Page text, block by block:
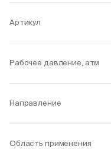
Артикул
Рабочее давление, атм
Направление
Область применения